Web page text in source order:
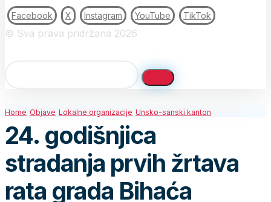
Facebook X Instagram YouTube TikTok
© Sva prava pridržana 2026
Home Objave Lokalne organizacije Unsko-sanski kanton
24. godišnjica
stradanja prvih žrtava
rata grada Bihaća